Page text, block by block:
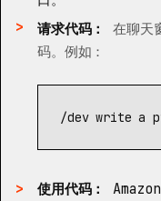
请求代码：
在聊天
码。例如：
使用代码：